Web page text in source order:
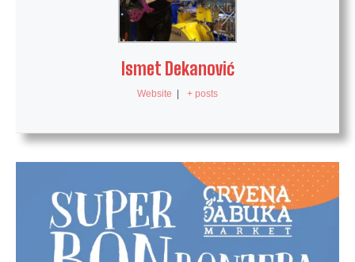
Ismet Dekanović
Website | + posts